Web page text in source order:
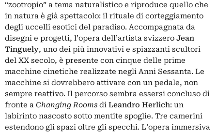
“zootropio” a tema naturalistico e riproduce quello che
in natura è già spettacolo: il rituale di corteggiamento
degli uccelli esotici del paradiso. Accompagnata da
disegni e progetti, l’opera dell’artista svizzero Jean
Tinguely, uno dei più innovativi e spiazzanti scultori
del XX secolo, è presente con cinque delle prime
macchine cinetiche realizzate negli Anni Sessanta. Le
macchine si dovrebbero attivare con un pedale, non
sempre reattivo. Il percorso sembra essersi concluso di
fronte a Changing Rooms di Leandro Herlich: un
labirinto nascosto sotto mentite spoglie. Tre camerini
estendono gli spazi oltre gli specchi. L’opera immersiva